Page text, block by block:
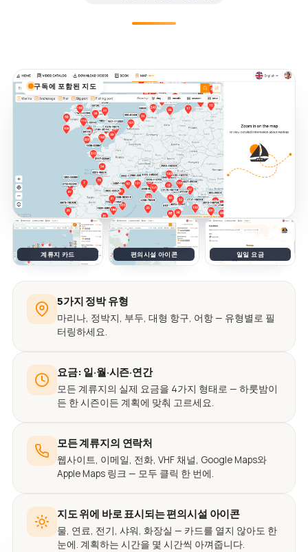
구독에 포함된 지도
계류지 카드 편의시설 아이콘 일일 요금
5가지 정박 유형
마리나, 정박지, 부두, 대형 항구, 어항 — 유형별로 필
터링하세요.
요금: 일·월·시즌·연간
모든 계류지의 실제 요금을 4가지 형태로 — 하룻밤이
든 한 시즌이든 계획에 맞춰 고르세요.
모든 계류지의 연락처
웹사이트, 이메일, 전화, VHF 채널, Google Maps와
Apple Maps 링크 — 모두 클릭 한 번에.
지도 위에 바로 표시되는 편의시설 아이콘
물, 연료, 전기, 샤워, 화장실 — 카드를 열지 않아도 한
눈에. 계획하는 시간을 몇 시간씩 아껴줍니다.